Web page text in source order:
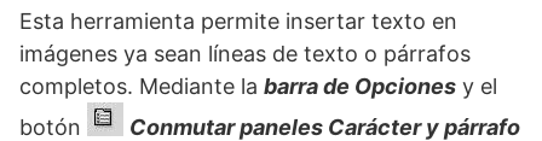
Esta herramienta permite insertar texto en
imágenes ya sean líneas de texto o párrafos
completos. Mediante la barra de Opciones y el
botón
Conmutar paneles Carácter y párrafo